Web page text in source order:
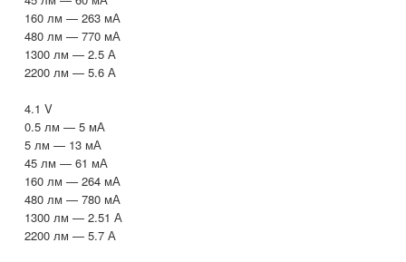
160 лм — 263 мА
480 лм — 770 мА
1300 лм — 2.5 А
2200 лм — 5.6 А
4.1 V
0.5 лм — 5 мА
5 лм — 13 мА
45 лм — 61 мА
160 лм — 264 мА
480 лм — 780 мА
1300 лм — 2.51 А
2200 лм — 5.7 А